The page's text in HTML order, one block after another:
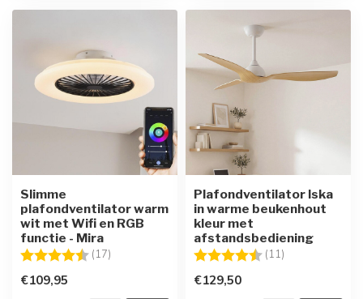
Slimme
plafondventilator warm
wit met Wifi en RGB
functie - Mira
Beoordeling: (17)
€109,95
Plafondventilator Iska
in warme beukenhout
kleur met
afstandsbediening
Beoordeling: (11)
€129,50